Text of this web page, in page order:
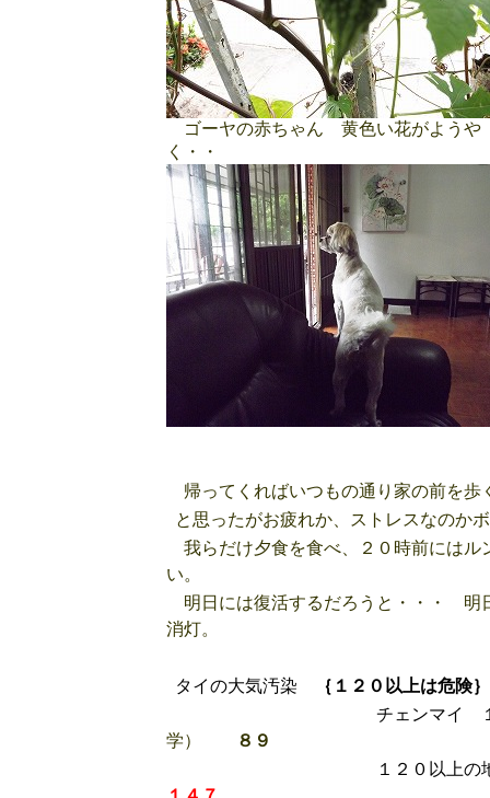
ゴーヤの赤ちゃん 黄色い花がようや
く・・
帰ってくればいつもの通り家の前を
と思ったがお疲れか、ストレスなのか
我らだけ夕食を食べ、２０時前にはル
い。
明日には復活するだろうと・・・ 明
消灯。
タイの大気汚染
｛１２０以上は危険｝
チェンマイ １９
学）
８９
１２０以上の地区